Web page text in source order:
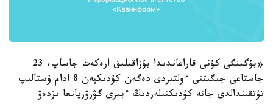
«بۇگىنگى كۇنى قاراعاندىدا بۇزاقىلىق ارەكەت جاساپ، 23
جاستاعى جىگىتتى ءولتىردى دەگەن كۇدىكپەن 8 ادام ۇستالىپ
تۇتقىندالدى جانە كۇدىكتىلەردىڭ ءبىرى گۋرۋريانعا ىزدەۋ